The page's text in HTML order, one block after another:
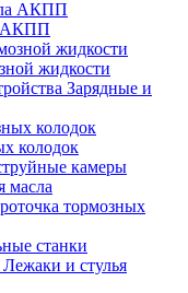
АКПП
жидкости
Зарядные и
колодок
камеры
масла
тормозных
станки
Лежаки и стулья